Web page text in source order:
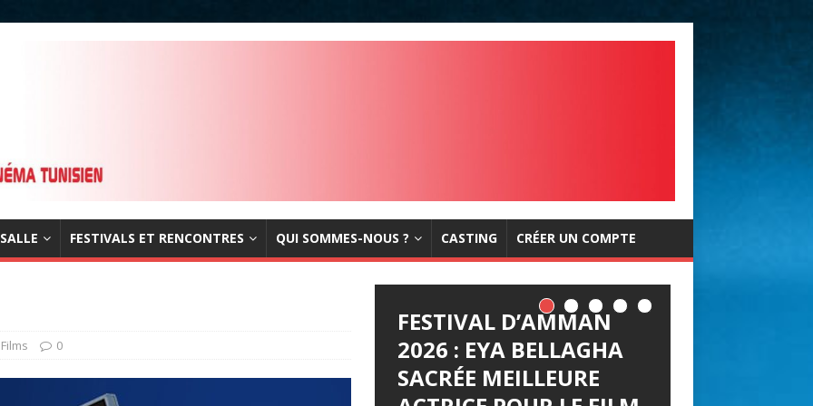
FESTIVALS ET RENCONTRES QUI SOMMES-NOUS ? CASTING CRÉER UN COMPTE
Films 0
FESTIVAL D’AMMAN
2026 : EYA BELLAGHA
SACRÉE MEILLEURE